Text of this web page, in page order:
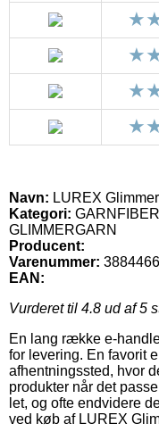
Navn: LUREX
Kategori:
GLIMMERGARN
Producent:
Varenummer:
EAN:
Vurderet til 4.8 ud af 5
En lang række e-
for levering. En favorit
afhentningssted, hvor
produkter når det
let, og ofte endvidere
ved køb af LUREX